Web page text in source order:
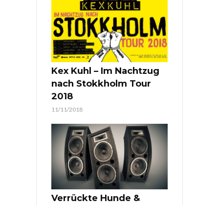
Kex Kuhl – Im Nachtzug
nach Stokkholm Tour
2018
11/11/2018
Verrückte Hunde &